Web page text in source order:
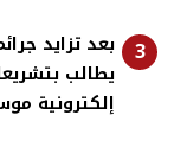
3
بعد تزايد
يطالب
إلكترونية